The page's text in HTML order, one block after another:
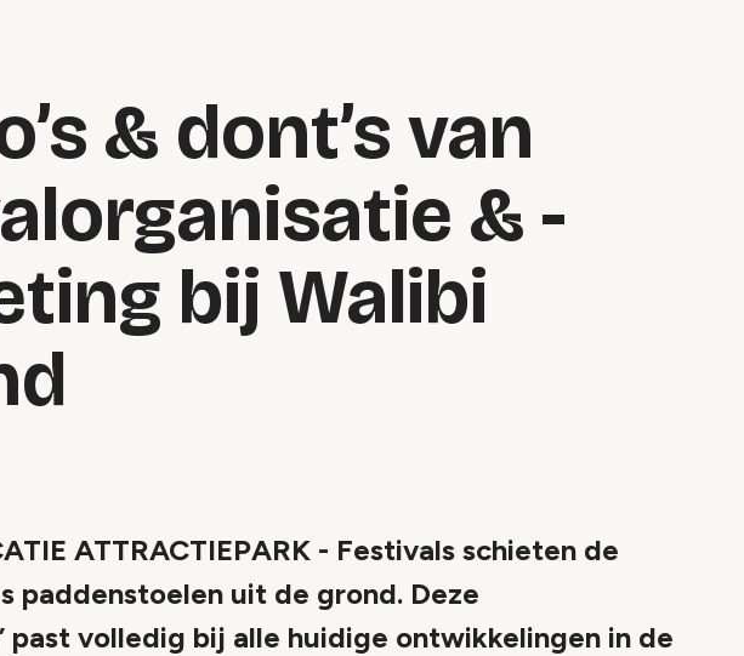
& dont’s van
& -
bij Walibi
ATTRACTIEPARK - Festivals schieten de
paddenstoelen uit de grond. Deze
past volledig bij alle huidige ontwikkelingen in de